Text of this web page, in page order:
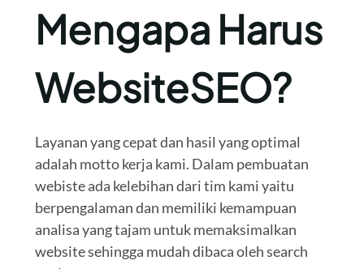
Mengapa Harus
WebsiteSEO?
Layanan yang cepat dan hasil yang optimal
adalah motto kerja kami. Dalam pembuatan
webiste ada kelebihan dari tim kami yaitu
berpengalaman dan memiliki kemampuan
analisa yang tajam untuk memaksimalkan
website sehingga mudah dibaca oleh search